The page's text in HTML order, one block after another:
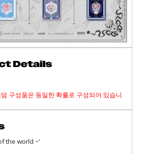
구성품은 동일한 확률로 구성되어 있습니
the world ~’